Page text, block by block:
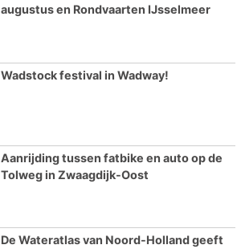
augustus en Rondvaarten IJsselmeer
Wadstock festival in Wadway!
Aanrijding tussen fatbike en auto op de
Tolweg in Zwaagdijk-Oost
De Wateratlas van Noord-Holland geeft